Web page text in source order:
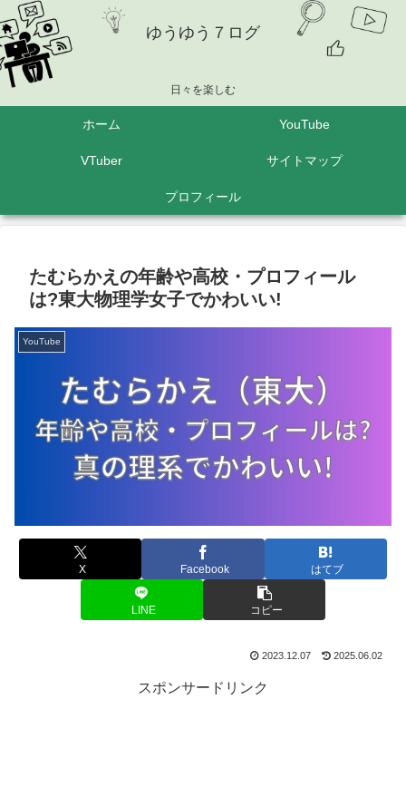
ゆうゆう７ログ
日々を楽しむ
ホーム YouTube
VTuber サイトマップ
プロフィール
たむらかえの年齢や高校・プロフィール
は?東大物理学女子でかわいい!
YouTube
X Facebook はてブ
LINE コピー
2023.12.07 2025.06.02
スポンサードリンク